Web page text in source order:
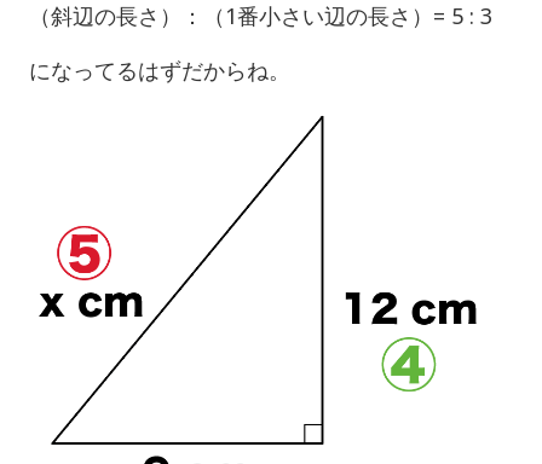
（斜辺の長さ）：（1番小さい辺の長さ）= 5 : 3
になってるはずだからね。